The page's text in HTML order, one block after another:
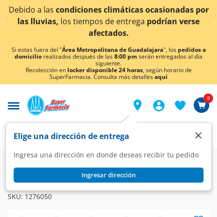
< div class="carousel-inner">
Debido a las condiciones climáticas ocasionadas por
las lluvias, los tiempos de entrega podrían verse
afectados.
Si estas fuera del "Área Metropolitana de Guadalajara", los pedidos a
domicilio realizados después de las8:00 pm serán entregados al día
siguiente.
Recolección en locker disponible 24 horas, según horario de
SuperFarmacia. Consulta más detallesaquí
Elige una dirección de entrega
Ingresa una dirección en donde deseas recibir tu pedido
Ingresar dirección
×
0
Super Alimentos Dulcería
Mix de Snacks y Dulces Candy Mandy y Botanukas, 530 gr.
SKU: 1276050